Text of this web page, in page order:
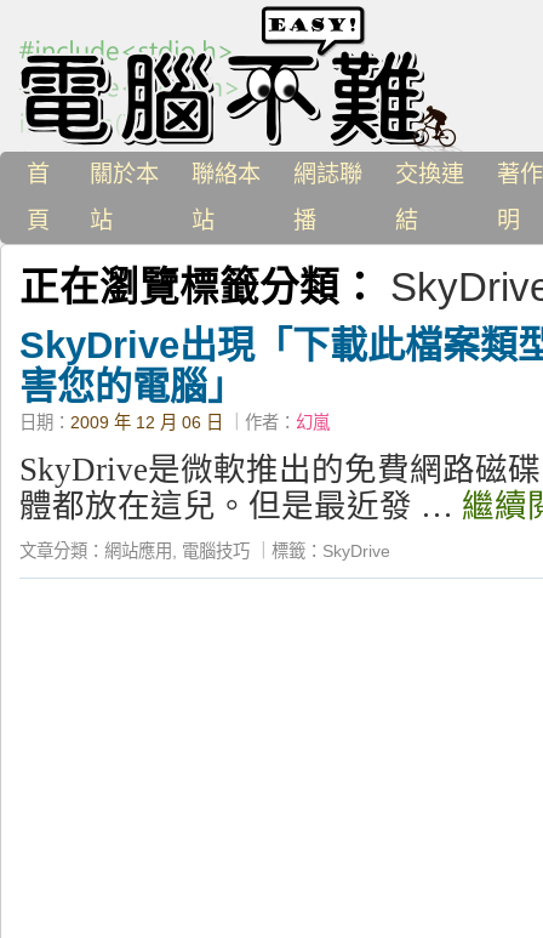
首
頁
關於本
站
聯絡本
站
網誌聯
播
交換連
結
著
明
正在瀏覽標籤分類：
SkyDrive出現「下載此檔案類
害您的電腦」
日期： 2009 年 12 月 06 日 ｜作者： 幻嵐
SkyDrive是微軟推出的免費網路磁
體都放在這兒。但是最近發 … 繼續
文章分類： 網站應用 電腦技巧 標籤： SkyDrive